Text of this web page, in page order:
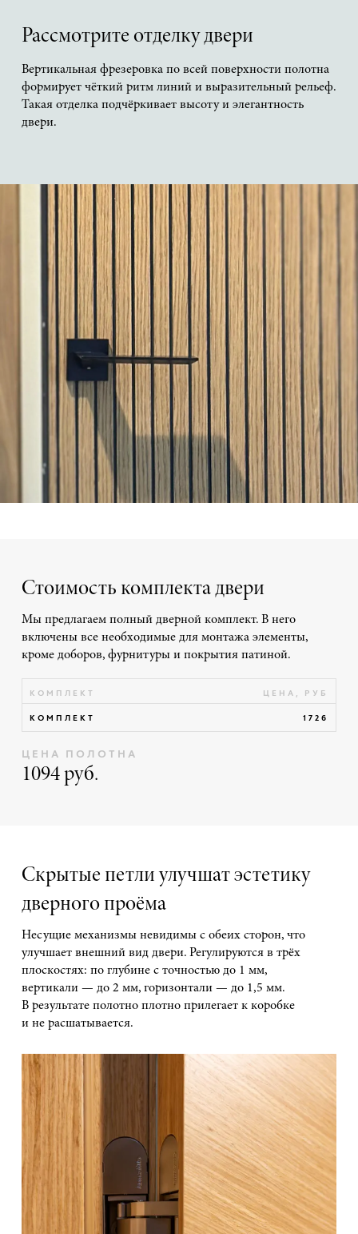
Рассмотрите отделку двери
Вертикальная фрезеровка по всей поверхности полотна
формирует чёткий ритм линий и выразительный рельеф.
Такая отделка подчёркивает высоту и элегантность
двери.
Стоимость комплекта двери
Мы предлагаем полный дверной комплект. В него
включены все необходимые для монтажа элементы,
кроме доборов, фурнитуры и покрытия патиной.
КОМПЛЕКТ ЦЕНА, РУБ
КОМПЛЕКТ 1726
ЦЕНА ПОЛОТНА
1094 руб.
Скрытые петли улучшат эстетику
дверного проёма
Несущие механизмы невидимы с обеих сторон, что
улучшает внешний вид двери. Регулируются в трёх
плоскостях: по глубине с точностью до 1 мм,
вертикали — до 2 мм, горизонтали — до 1,5 мм.
В результате полотно плотно прилегает к коробке
и не расшатывается.